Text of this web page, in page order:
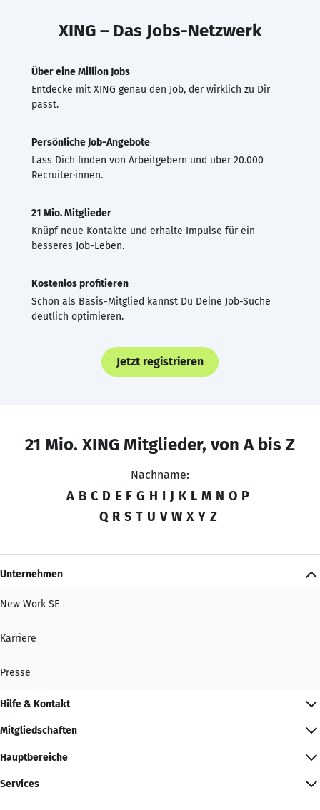
XING – Das Jobs-Netzwerk
Über eine Million Jobs
Entdecke mit XING genau den Job, der wirklich zu Dir
passt.
Persönliche Job-Angebote
Lass Dich finden von Arbeitgebern und über 20.000
Recruiter·innen.
21 Mio. Mitglieder
Knüpf neue Kontakte und erhalte Impulse für ein
besseres Job-Leben.
Kostenlos profitieren
Schon als Basis-Mitglied kannst Du Deine Job-Suche
deutlich optimieren.
Jetzt registrieren
21 Mio. XING Mitglieder, von A bis Z
Nachname:
A B C D E F G H I J K L M N O P
Q R S T U V W X Y Z
Unternehmen
New Work SE
Karriere
Presse
Hilfe & Kontakt
Mitgliedschaften
Hauptbereiche
Services